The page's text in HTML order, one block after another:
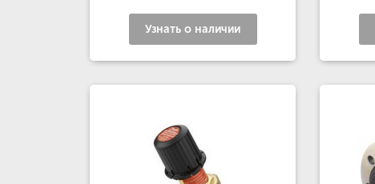
Узнать о наличии